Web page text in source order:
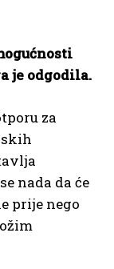
je odgodila.
za
nada da će
prije nego